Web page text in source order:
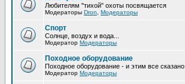
Любителям "тихой" охоты посвящается
Модераторы Drоn Модераторы
Спорт
Солнце, воздух и вода...
Модератор Модераторы
Походное оборудование
Походное оборудование - и этим все сказано
Модератор Модераторы